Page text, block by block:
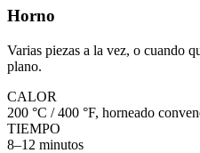
Horno
Varias piezas a la vez, o cuando
plano.
CALOR
200 °C / 400 °F, horneado
TIEMPO
8–12 minutos